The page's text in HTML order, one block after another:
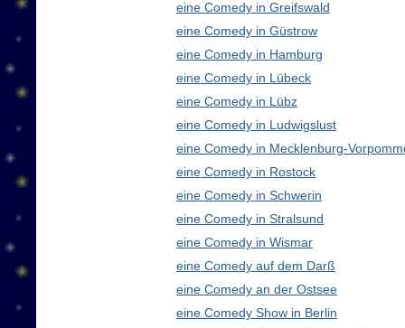
eine Comedy in Greifswald
eine Comedy in Güstrow
eine Comedy in Hamburg
eine Comedy in Lübeck
eine Comedy in Lübz
eine Comedy in Ludwigslust
eine Comedy in Mecklenburg-
eine Comedy in Rostock
eine Comedy in Schwerin
eine Comedy in Stralsund
eine Comedy in Wismar
eine Comedy auf dem Darß
eine Comedy an der Ostsee
eine Comedy Show in Berlin